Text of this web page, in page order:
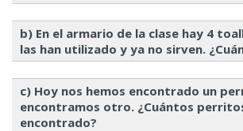
b) En el armario de la clase hay 4
las han utilizado y ya no sirven.
c) Hoy nos hemos encontrado un
encontramos otro. ¿Cuántos
encontrado?